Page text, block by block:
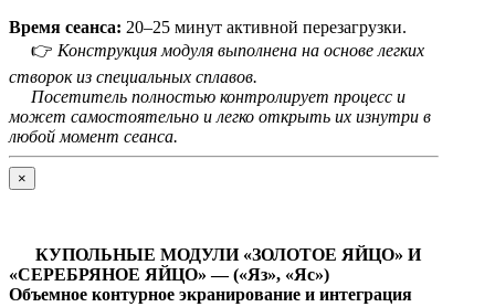
Время сеанса: 20–25 минут активной перезагрузки.
👉 Конструкция модуля выполнена на основе легких
створок из специальных сплавов.
Посетитель полностью контролирует процесс и
может самостоятельно и легко открыть их изнутри в
любой момент сеанса.
×
КУПОЛЬНЫЕ МОДУЛИ «ЗОЛОТОЕ ЯЙЦО» И
«СЕРЕБРЯНОЕ ЯЙЦО» — («Яз», «Яс»)
Объемное контурное экранирование и интеграция